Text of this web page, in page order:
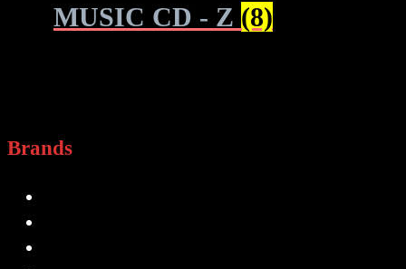
MUSIC CD - Z (8)
Brands